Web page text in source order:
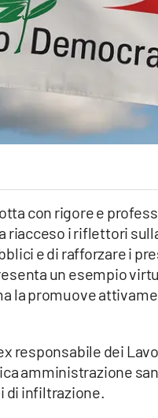
con rigore e
riacceso i riflettori
e di rafforzare i
un esempio
la promuove
responsabile dei
amministrazione
di infiltrazione.